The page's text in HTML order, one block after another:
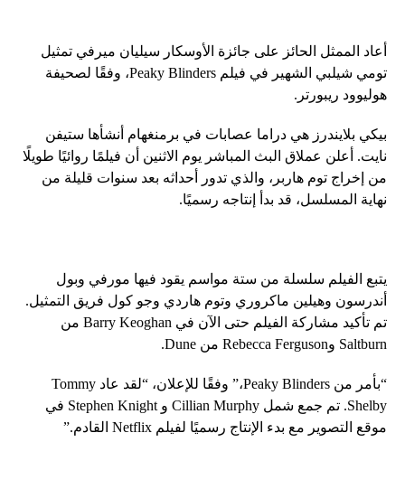
أعاد الممثل الحائز على جائزة الأوسكار سيليان ميرفي تمثيل
تومي شيلبي الشهير في فيلم Peaky Blinders، وفقًا لصحيفة
هوليوود ريبورتر.
بيكي بلايندرز هي دراما عصابات في برمنغهام أنشأها ستيفن
نايت. أعلن عملاق البث المباشر يوم الاثنين أن فيلمًا روائيًا طويلًا
من إخراج توم هاربر، والذي تدور أحداثه بعد سنوات قليلة من
نهاية المسلسل، قد بدأ إنتاجه رسميًا.
يتبع الفيلم سلسلة من ستة مواسم يقود فيها مورفي وبول
أندرسون وهيلين ماكروري وتوم هاردي وجو كول فريق التمثيل.
تم تأكيد مشاركة الفيلم حتى الآن في Barry Keoghan من
Saltburn وRebecca Ferguson من Dune.
“بأمر من Peaky Blinders،” وفقًا للإعلان، “لقد عاد Tommy
Shelby. تم جمع شمل Cillian Murphy و Stephen Knight في
موقع التصوير مع بدء الإنتاج رسميًا لفيلم Netflix القادم.”